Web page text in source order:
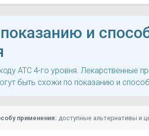
и
ATC 4-го уровня. Лекарственные
быть схожи по показанию и
применения: доступные альтернативы и